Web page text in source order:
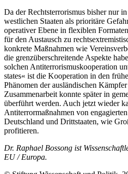
Da der Rechtsterrorismus bisher nur
westlichen Staaten als prioritäre
operativer Ebene in flexiblen
für den Aus­tausch zu
konkrete Maßnahmen wie
die grenzüberschreitende Aspekte
solchen Antiterroris­mus­kooperation
states« ist die Kooperation in den
Phänomen der ausländischen
Zusammenarbeit konnte später in
überführt wer­den. Auch jetzt wieder
Antiterrormaßnahmen von
Deutschland und Drittstaaten, wie
profitieren.
Dr. Raphael Bossong ist
EU / Europa.